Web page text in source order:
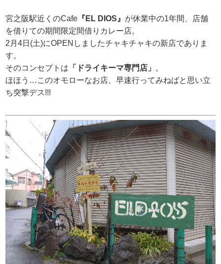
宮之阪駅近くのCafe 『EL DIOS』 が休業中の1年間、店舗
を借りての期間限定間借りカレー店。
2月4日(土)にOPENしましたチャキチャキの新店でありま
す。
そのコンセプトは 「ドライキーマ専門店」
。
ほほう…このオモローなお店、早速行ってみねばと思い立
ち突撃デス!!!